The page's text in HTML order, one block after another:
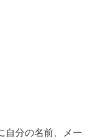
自分の名前、メー